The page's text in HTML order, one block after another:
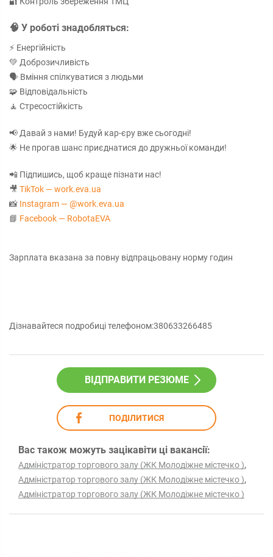
🧠 У роботі знадобляться:
⚡ Енергійність
💚 Доброзичливість
🗣️ Вміння спілкуватися з людьми
🧩 Відповідальність
🧘 Стресостійкість
📢 Давай з нами! Будуй кар-єру вже сьогодні!
🌟 Не прогав шанс приєднатися до дружньої команди!
📲 Підпишись, щоб краще пізнати нас!
🎥 TikTok — work.eva.ua
📸 Instagram — @work.eva.ua
📘 Facebook — RobotaEVA
Зарплата вказана за повну відпрацьовану норму годин
Дізнавайтеся подробиці телефоном:380633266485
ВІДПРАВИТИ РЕЗЮМЕ
ПОДІЛИТИСЯ
Вас також можуть зацікавіти ці вакансії:
Адміністратор торгового залу (ЖК Молодіжне містечко ),
Адміністратор торгового залу (ЖК Молодіжне містечко ),
Адміністратор торгового залу (ЖК Молодіжне містечко )